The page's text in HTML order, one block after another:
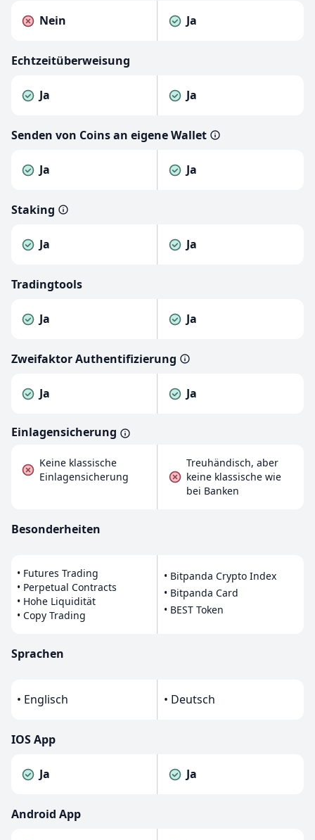
Nein Ja
Echtzeitüberweisung
Ja Ja
Senden von Coins an eigene Wallet
Ja Ja
Staking
Ja Ja
Tradingtools
Ja Ja
Zweifaktor Authentifizierung
Ja Ja
Einlagensicherung
Keine klassische
Einlagensicherung
Treuhändisch, aber
keine klassische wie
bei Banken
Besonderheiten
• Futures Trading
• Perpetual Contracts
• Hohe Liquidität
• Copy Trading
• Bitpanda Crypto Index
• Bitpanda Card
• BEST Token
Sprachen
• Englisch • Deutsch
IOS App
Ja Ja
Android App